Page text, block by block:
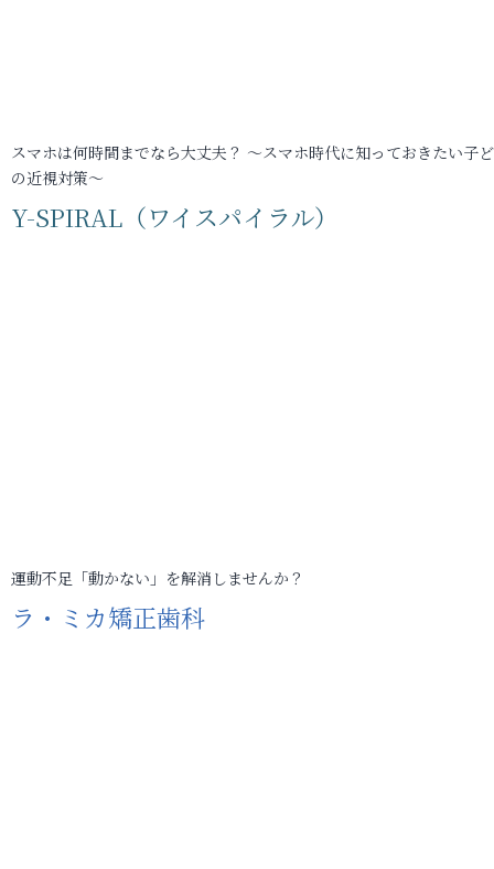
スマホは何時間までなら大丈夫？ ～スマホ時代に知っておきたい子
の近視対策～
Y-SPIRAL（ワイスパイラル）
運動不足「動かない」を解消しませんか？
ラ・ミカ矯正歯科